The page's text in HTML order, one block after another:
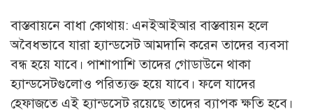
বাস্তবায়নে বাধা কোথায়: এনইআইআর বাস্তবায়ন হলে
অবৈধভাবে যারা হ্যান্ডসেট আমদানি করেন তাদের ব্যবসা
বন্ধ হয়ে যাবে। পাশাপাশি তাদের গোডাউনে থাকা
হ্যান্ডসেটগুলোও পরিত্যক্ত হয়ে যাবে। ফলে যাদের
হেফাজতে এই হ্যান্ডসেট রয়েছে তাদের ব্যাপক ক্ষতি হবে।